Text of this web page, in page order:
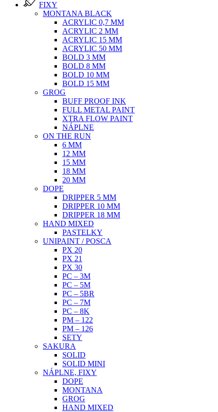
FIXY
MONTANA BLACK
ACRYLIC 0,7 MM
ACRYLIC 2 MM
ACRYLIC 15 MM
ACRYLIC 50 MM
BOLD 3 MM
BOLD 8 MM
BOLD 10 MM
BOLD 15 MM
GROG
BUFF PROOF INK
FULL METAL PAINT
XTRA FLOW PAINT
NÁPLNE
ON THE RUN
6 MM
12 MM
15 MM
18 MM
20 MM
DOPE
DRIPPER 5 MM
DRIPPER 10 MM
DRIPPER 18 MM
HAND MIXED
PASTELKY
UNIPAINT / POSCA
PX 20
PX 21
PX 30
PC – 3M
PC – 5M
PC – 5BR
PC – 7M
PC – 8K
PM – 122
PM – 126
SETY
SAKURA
SOLID
SOLID MINI
NÁPLNE, FIXY
DOPE
MONTANA
GROG
HAND MIXED